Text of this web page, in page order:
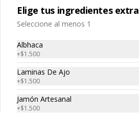
Pican-Tonny
Masa de 32 cm. tamaño familiar,
pomodoro, mozzarella, tomates, y ají
encurtido.
Elige tus ingredientes extra
Seleccione al menos 1
Albhaca
+$1.500
Laminas De Ajo
+$1.500
Jamón Artesanal
+$1.500